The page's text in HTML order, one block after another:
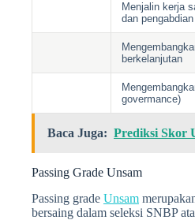
Menjalin kerja
dan
berkelanjutan
govermance)
Baca Juga: Prediksi Skor
Passing Grade Unsam
Passing grade Unsam
bersaing dalam seleksi SNBP